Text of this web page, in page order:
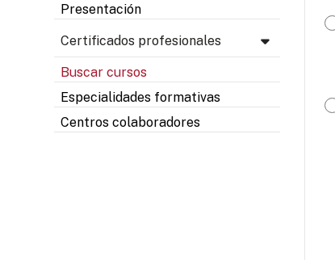
Presentación
Certificados profesionales
Buscar cursos
Especialidades formativas
Centros colaboradores